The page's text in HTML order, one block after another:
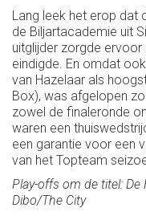
Lang leek het erop dat
de Biljartacademie uit
uitglijder zorgde
eindigde. En omdat
van Hazelaar als
Box), was afgelopen
zowel de finaleronde
waren een
een garantie voor een
van het Topteam
Play-offs om de titel: De
Dibo/The City